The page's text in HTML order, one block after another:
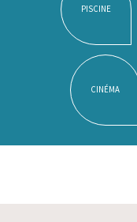
PISCINE
CINÉMA